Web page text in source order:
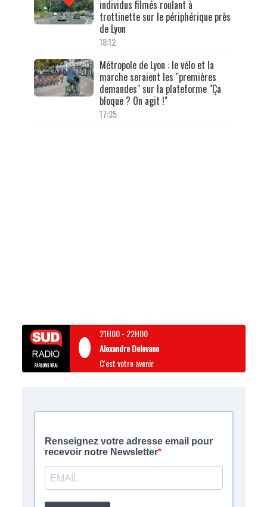
individus filmés roulant à
trottinette sur le périphérique près
de Lyon
18:12
Métropole de Lyon : le vélo et la
marche seraient les "premières
demandes" sur la plateforme "Ça
bloque ? On agit !"
17:35
21H00- 22H00
Alexandre Delovane
C'est votre avenir